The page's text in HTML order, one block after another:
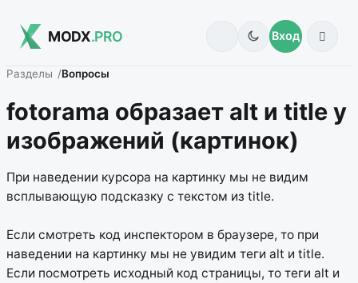
MODX.PRO Вход
Разделы Вопросы
fotorama образает alt и title у
изображений (картинок)
При наведении курсора на картинку мы не видим
всплывающую подсказку с текстом из title.
Если смотреть код инспектором в браузере, то при
наведении на картинку мы не увидим теги alt и title.
Если посмотреть исходный код страницы, то теги alt и